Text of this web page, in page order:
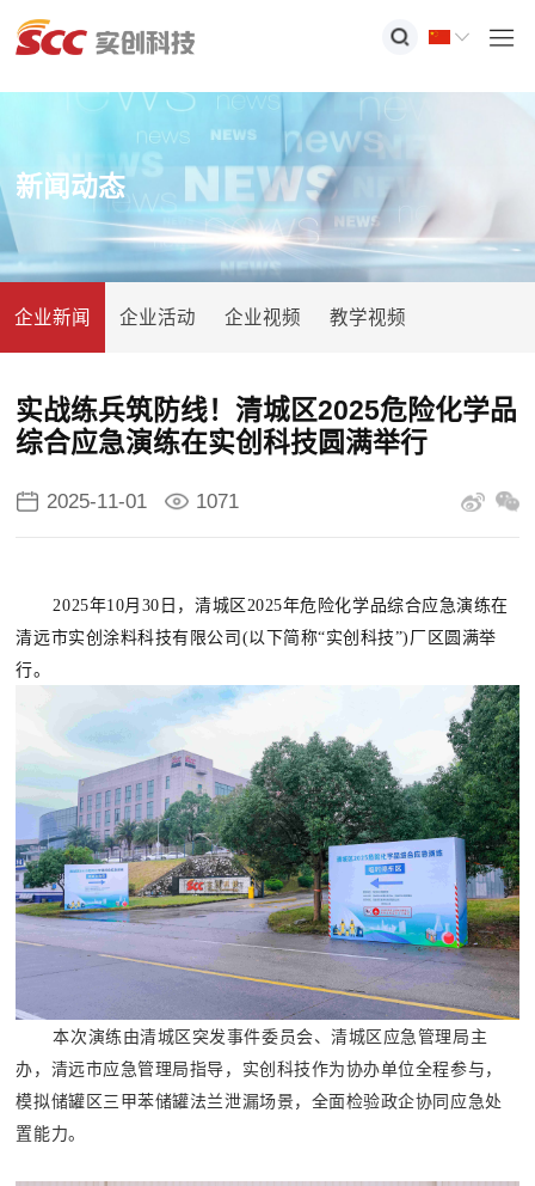
新闻动态
企业新闻 企业活动 企业视频 教学视频
实战练兵筑防线！清城区2025危险化学品
综合应急演练在实创科技圆满举行
2025-11-01 1071
2025年10月30日，清城区2025年危险化学品综合应急演练在
清远市实创涂料科技有限公司(以下简称“实创科技”)厂区圆满举
行。
本次演练由清城区突发事件委员会、清城区应急管理局主
办，清远市应急管理局指导，实创科技作为协办单位全程参与，
模拟储罐区三甲苯储罐法兰泄漏场景，全面检验政企协同应急处
置能力。